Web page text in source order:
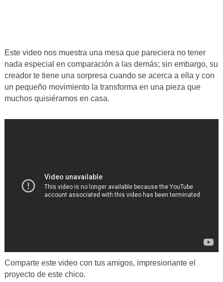
Este video nos muestra una mesa que pareciera no tener
nada especial en comparación a las demás; sin embargo, su
creador te tiene una sorpresa cuando se acerca a ella y con
un pequeño movimiento la transforma en una pieza que
muchos quisiéramos en casa.
Comparte este video con tus amigos, impresionante el
proyecto de este chico.